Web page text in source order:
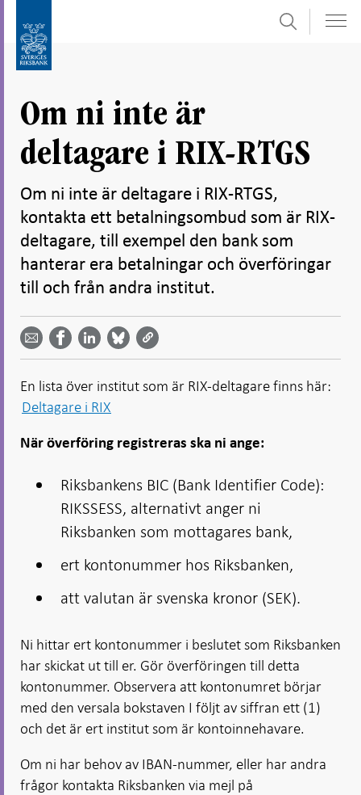
direkt
undersidor
Sök
Om ni inte är
deltagare i RIX-RTGS
Om ni inte är deltagare i RIX-RTGS,
kontakta ett betalningsombud som är RIX-
deltagare, till exempel den bank som
hanterar era betalningar och överföringar
till och från andra institut.
Dela
email -
Öppnas
i ny flik
Dela på
Facebook
- Öppnas
Dela på
LinkedIn
-
Öppnas
i ny flik
på
Bluesky
-
i ny flik
på
Twitter
-
i ny flik
En lista över institut som är RIX-deltagare finns här:
Deltagare i RIX
När överföring registreras ska ni ange:
Riksbankens BIC (Bank Identifier Code):
RIKSSESS, alternativt anger ni
Riksbanken som mottagares bank,
ert kontonummer hos Riksbanken,
att valutan är svenska kronor (SEK).
Ni hittar ert kontonummer i beslutet som Riksbanken
har skickat ut till er. Gör överföringen till detta
kontonummer. Observera att kontonumret börjar
med den versala bokstaven I följt av siffran ett (1)
och det är ert institut som är kontoinnehavare.
Om ni har behov av IBAN-nummer, eller har andra
frågor kontakta Riksbanken via mejl på